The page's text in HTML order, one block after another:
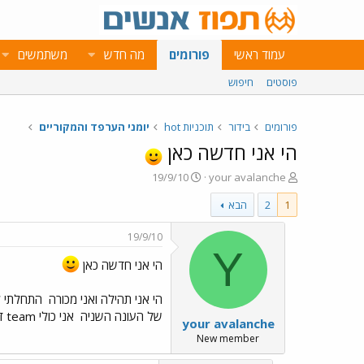
עמוד ראשי פורומים מה חדש משתמשים
פוסטים חיפוש
פורומים בידור תוכניות hot יומני הערפד והמקוריים
הי אני חדשה כאן
פ
ו
ת
ח
your avalanche
פ
ס
ך
19/9/10
1
2 הבא
Y
your avalanche
New member
19/9/10
הי אני חדשה כאן
הי אני תהילה ואני מכורה
של העונה השניה אני כולי team דיימון